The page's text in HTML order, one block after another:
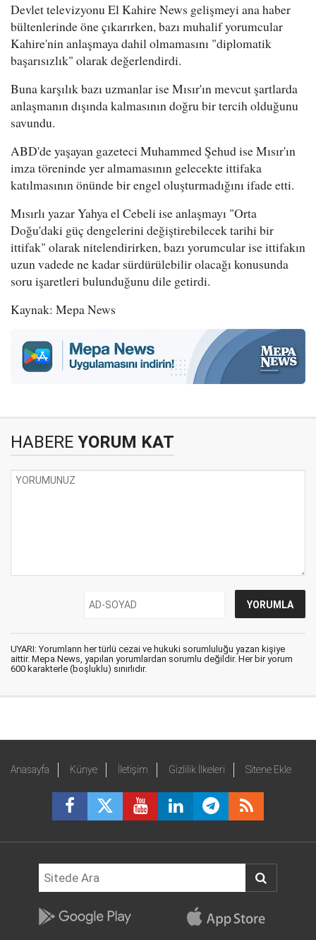
Devlet televizyonu El Kahire News gelişmeyi ana haber
bültenlerinde öne çıkarırken, bazı muhalif yorumcular
Kahire'nin anlaşmaya dahil olmamasını "diplomatik
başarısızlık" olarak değerlendirdi.
Buna karşılık bazı uzmanlar ise Mısır'ın mevcut şartlarda
anlaşmanın dışında kalmasının doğru bir tercih olduğunu
savundu.
ABD'de yaşayan gazeteci Muhammed Şehud ise Mısır'ın
imza töreninde yer almamasının gelecekte ittifaka
katılmasının önünde bir engel oluşturmadığını ifade etti.
Mısırlı yazar Yahya el Cebeli ise anlaşmayı "Orta
Doğu'daki güç dengelerini değiştirebilecek tarihi bir
ittifak" olarak nitelendirirken, bazı yorumcular ise ittifakın
uzun vadede ne kadar sürdürülebilir olacağı konusunda
soru işaretleri bulunduğunu dile getirdi.
Kaynak: Mepa News
HABERE YORUM KAT
UYARI: Yorumların her türlü cezai ve hukuki sorumluluğu yazan kişiye
aittir. Mepa News, yapılan yorumlardan sorumlu değildir. Her bir yorum
600 karakterle (boşluklu) sınırlıdır.
Anasayfa Künye İletişim Gizlilik İlkeleri Sitene Ekle